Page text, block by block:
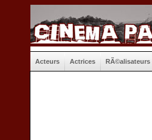
Acteurs Actrices RÃ©alisateurs